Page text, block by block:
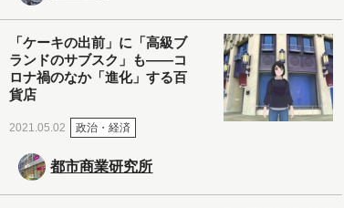
「ケーキの出前」に「高級ブ
ランドのサブスク」も――コ
ロナ禍のなか「進化」する百
貨店
2021.05.02 政治・経済
都市商業研究所